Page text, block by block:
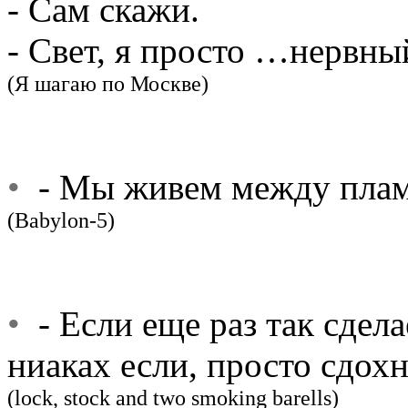
- Сам скажи.
- Свет, я просто
(Я шагаю по Москве)
• - Мы живем между
(Babylon-5)
• - Если еще раз так
ниаках если, просто
(lock, stock and two smoking barells)